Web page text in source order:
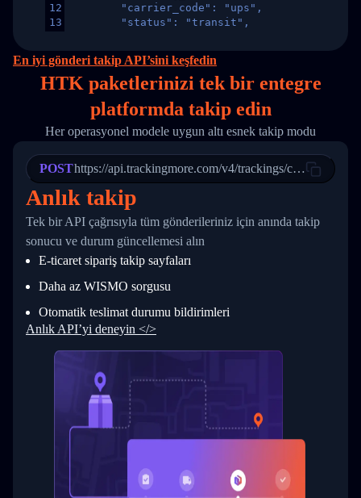
12
13
16
17
20
21
22
23
24
25
27
28
29
31
33
34
        "carrier_code": "ups",
        "status": "transit",
        "itemTimeLength": 2,
        "weblink": "",
        "phone": null,
        "trackinfo": [
          {
            "Date": "2017-03-08 04: 22: 00",
"StatusDescription": "Departed
"Details": "Departed Facility
          },
          {
            "Date": "2017-03-06 15:28:00",
"StatusDescription": "Shipment
"Details": "BEIJING-
          }
        ]
      }
  }
}
En iyi gönderi takip API’sini keşfedin
HTK paketlerinizi tekbir entegre
platformda takip edin
Her operasyonel modele uygun altı esnek takip modu
POSThttps://api.trackingmore.com/v4/trackings/create
Anlık takip
Tek bir API çağrısıyla tüm gönderileriniz için anında takip
sonucu ve durum güncellemesi alın
E-ticaret sipariş takip sayfaları
Daha az WISMO sorgusu
Otomatik teslimat durumu bildirimleri
Anlık API’yi deneyin </>